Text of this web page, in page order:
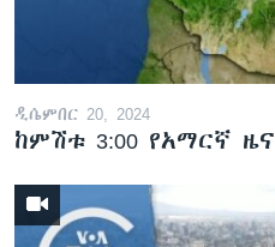
ዲሴምበር 20, 2024
ከምሽቱ 3:00 የአማርኛ ዜና